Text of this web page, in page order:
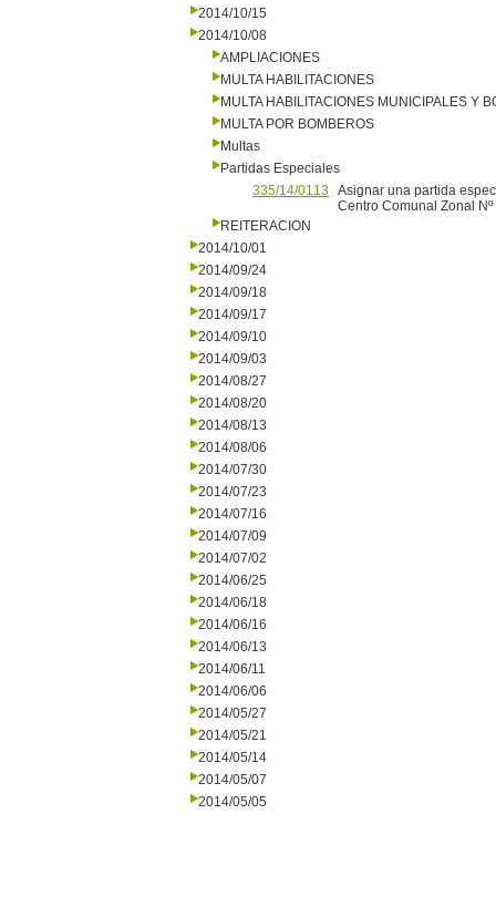
2014/10/15
2014/10/08
AMPLIACIONES
MULTA HABILITACIONES
MULTA HABILITACIONES MUNICIPALES Y
MULTA POR BOMBEROS
Multas
Partidas Especiales
335/14/0113
Asignar una partida
Centro Comunal Zonal Nº
REITERACION
2014/10/01
2014/09/24
2014/09/18
2014/09/17
2014/09/10
2014/09/03
2014/08/27
2014/08/20
2014/08/13
2014/08/06
2014/07/30
2014/07/23
2014/07/16
2014/07/09
2014/07/02
2014/06/25
2014/06/18
2014/06/16
2014/06/13
2014/06/11
2014/06/06
2014/05/27
2014/05/21
2014/05/14
2014/05/07
2014/05/05